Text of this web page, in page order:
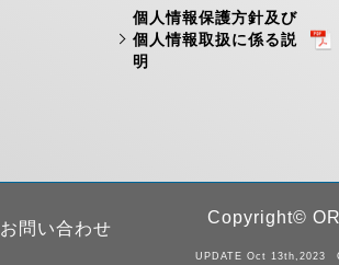
個人情報保護方針及び
個人情報取扱に係る説
明
お問い合わせ
Copyright©
UPDATE Oct 13th,2023